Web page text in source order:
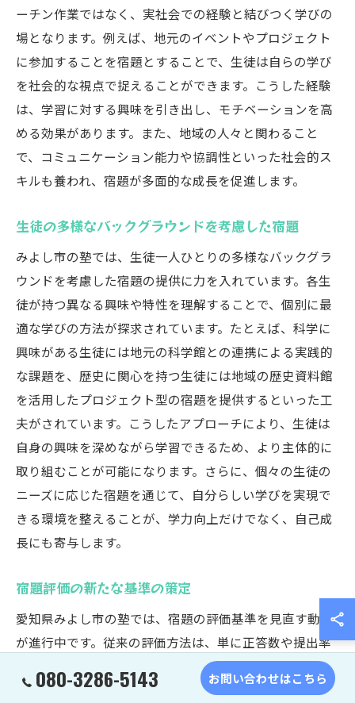
ーチン作業ではなく、実社会での経験と結びつく学びの
場となります。例えば、地元のイベントやプロジェクト
に参加することを宿題とすることで、生徒は自らの学び
を社会的な視点で捉えることができます。こうした経験
は、学習に対する興味を引き出し、モチベーションを高
める効果があります。また、地域の人々と関わること
で、コミュニケーション能力や協調性といった社会的ス
キルも養われ、宿題が多面的な成長を促進します。
生徒の多様なバックグラウンドを考慮した宿題
みよし市の塾では、生徒一人ひとりの多様なバックグラ
ウンドを考慮した宿題の提供に力を入れています。各生
徒が持つ異なる興味や特性を理解することで、個別に最
適な学びの方法が探求されています。たとえば、科学に
興味がある生徒には地元の科学館との連携による実践的
な課題を、歴史に関心を持つ生徒には地域の歴史資料館
を活用したプロジェクト型の宿題を提供するといった工
夫がされています。こうしたアプローチにより、生徒は
自身の興味を深めながら学習できるため、より主体的に
取り組むことが可能になります。さらに、個々の生徒の
ニーズに応じた宿題を通じて、自分らしい学びを実現で
きる環境を整えることが、学力向上だけでなく、自己成
長にも寄与します。
宿題評価の新たな基準の策定
愛知県みよし市の塾では、宿題の評価基準を見直す動き
が進行中です。従来の評価方法は、単に正答数や提出率
に基づくものでしたが、これにより学習プロセスが見え
づらくなることが課題でした。新たな基準では、生徒の
080-3286-5143 お問い合わせはこちら